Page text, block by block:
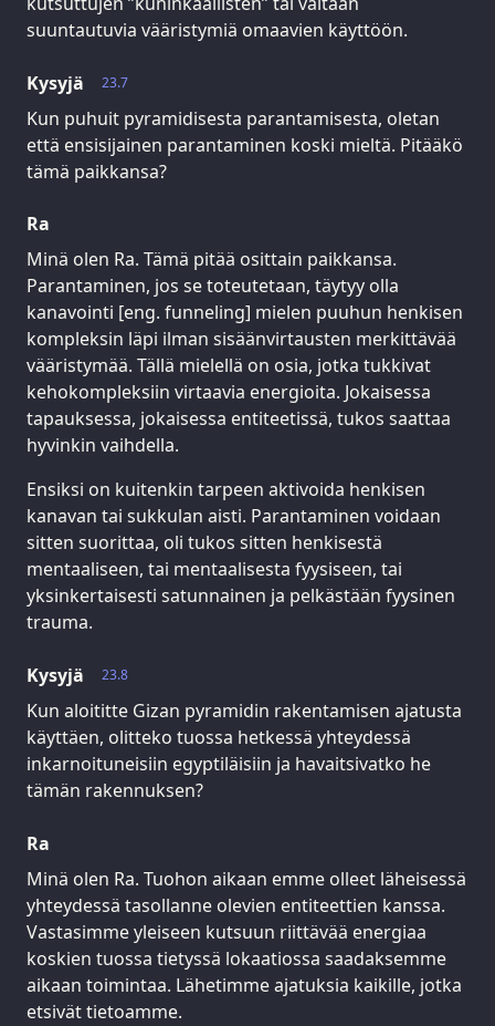
suuntautuvia vääristymiä omaavien käyttöön.
23.7
Kysyjä
Kun puhuit pyramidisesta parantamisesta, oletan
että ensisijainen parantaminen koski mieltä. Pitääkö
tämä paikkansa?
Ra
Minä olen Ra. Tämä pitää osittain paikkansa.
Parantaminen, jos se toteutetaan, täytyy olla
kanavointi [eng. funneling] mielen puuhun henkisen
kompleksin läpi ilman sisäänvirtausten merkittävää
vääristymää. Tällä mielellä on osia, jotka tukkivat
kehokompleksiin virtaavia energioita. Jokaisessa
tapauksessa, jokaisessa entiteetissä, tukos saattaa
hyvinkin vaihdella.
Ensiksi on kuitenkin tarpeen aktivoida henkisen
kanavan tai sukkulan aisti. Parantaminen voidaan
sitten suorittaa, oli tukos sitten henkisestä
mentaaliseen, tai mentaalisesta fyysiseen, tai
yksinkertaisesti satunnainen ja pelkästään fyysinen
trauma.
23.8
Kysyjä
Kun aloititte Gizan pyramidin rakentamisen ajatusta
käyttäen, olitteko tuossa hetkessä yhteydessä
inkarnoituneisiin egyptiläisiin ja havaitsivatko he
tämän rakennuksen?
Ra
Minä olen Ra. Tuohon aikaan emme olleet läheisessä
yhteydessä tasollanne olevien entiteettien kanssa.
Vastasimme yleiseen kutsuun riittävää energiaa
koskien tuossa tietyssä lokaatiossa saadaksemme
aikaan toimintaa. Lähetimme ajatuksia kaikille, jotka
etsivät tietoamme.